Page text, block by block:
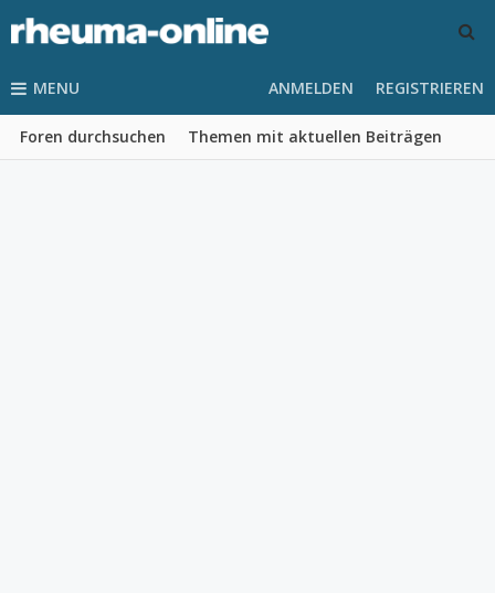
MENU
Foren durchsuchen Themen mit aktuellen Beiträgen
ANMELDEN REGISTRIEREN